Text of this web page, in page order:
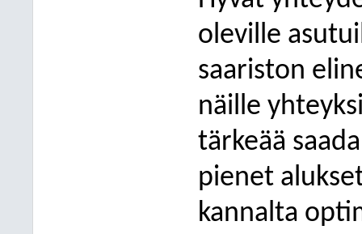
oleville
saariston
näille
tärkeää
pienet
kannalta